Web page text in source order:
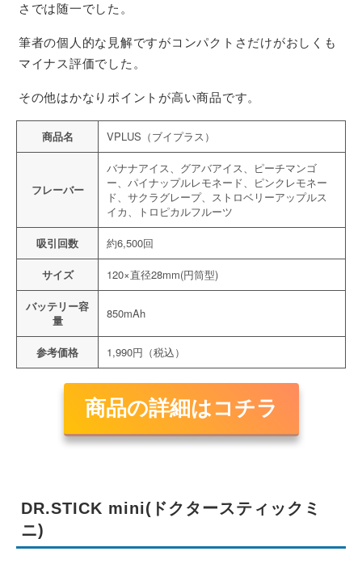
さでは随一でした。
筆者の個人的な見解ですがコンパクトさだけがおしくも
マイナス評価でした。
その他はかなりポイントが高い商品です。
商品名 VPLUS（ブイプラス）
フレーバー
バナナアイス、グアバアイス、ピーチマンゴ
ー、パイナップルレモネード、ピンクレモネー
ド、サクラグレープ、ストロベリーアップルス
イカ、トロピカルフルーツ
吸引回数 約6,500回
サイズ 120×直径28mm(円筒型)
バッテリー容
量
850mAh
参考価格 1,990円（税込）
商品の詳細はコチラ
DR.STICK mini(ドクタースティックミ
ニ)